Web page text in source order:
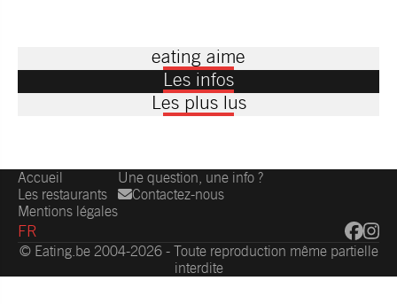
eating aime
Les infos
Les plus lus
Accueil
Les restaurants
Mentions légales
Une question, une info ?
Contactez-nous
FR
© Eating.be 2004-2026 - Toute reproduction même partielle
interdite